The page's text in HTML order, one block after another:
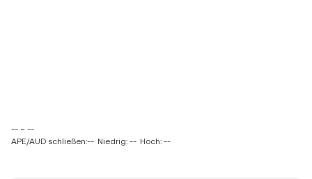
-- ~ --
APE/AUD schließen:-- Niedrig: -- Hoch: --